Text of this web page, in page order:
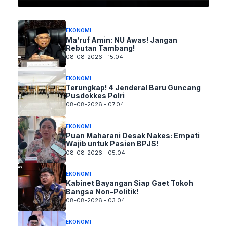
EKONOMI
Ma’ruf Amin: NU Awas! Jangan
Rebutan Tambang!
08-08-2026 - 15.04
EKONOMI
Terungkap! 4 Jenderal Baru Guncang
Pusdokkes Polri
08-08-2026 - 07.04
EKONOMI
Puan Maharani Desak Nakes: Empati
Wajib untuk Pasien BPJS!
08-08-2026 - 05.04
EKONOMI
Kabinet Bayangan Siap Gaet Tokoh
Bangsa Non-Politik!
08-08-2026 - 03.04
EKONOMI